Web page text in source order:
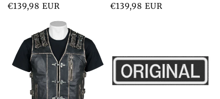
Normaalihinta
€139,98 EUR Normaalihinta
€139,98 EUR